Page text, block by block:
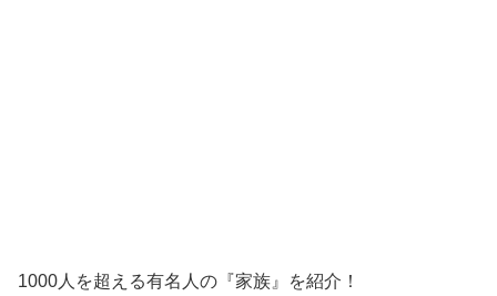
1000人を超える有名人の『家族』を紹介！